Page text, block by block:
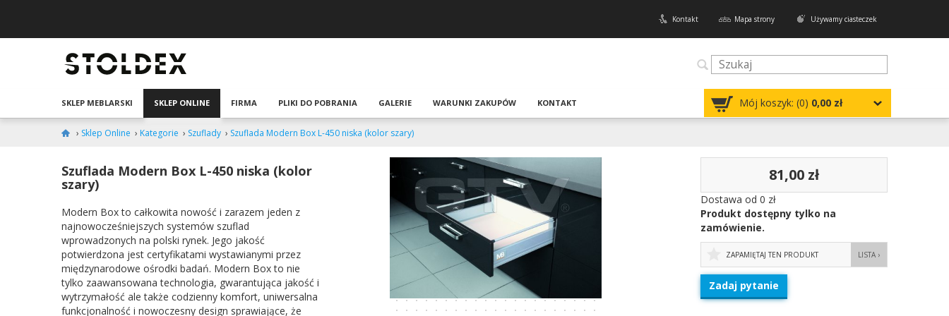
Używamy ciasteczek
Mapa strony
Kontakt
SKLEP MEBLARSKI SKLEP ONLINE FIRMA PLIKI DO POBRANIA GALERIE WARUNKI ZAKUPÓW KONTAKT Mój koszyk: (0) 0,00 zł
› Sklep Online › Kategorie › Szuflady › Szuflada Modern Box L-450 niska (kolor szary)
Szuflada Modern Box L-450 niska (kolor
szary)
Modern Box to całkowita nowość i zarazem jeden z
najnowocześniejszych systemów szuflad
wprowadzonych na polski rynek. Jego jakość
potwierdzona jest certyfikatami wystawianymi przez
międzynarodowe ośrodki badań. Modern Box to nie
tylko zaawansowana technologia, gwarantująca jakość i
wytrzymałość ale także codzienny komfort, uniwersalna
funkcjonalność i nowoczesny design sprawiające, że
81,00 zł
Dostawa od 0 zł
Produkt dostępny tylko na
zamówienie.
LISTA ›
ZAPAMIĘTAJ TEN PRODUKT
Zadaj pytanie